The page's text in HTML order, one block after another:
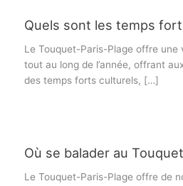
Quels sont les temps
Le Touquet-Paris-Plage offre une
tout au long de l’année, offrant
des temps forts culturels, […]
Où se balader au
Le Touquet-Paris-Plage offre de